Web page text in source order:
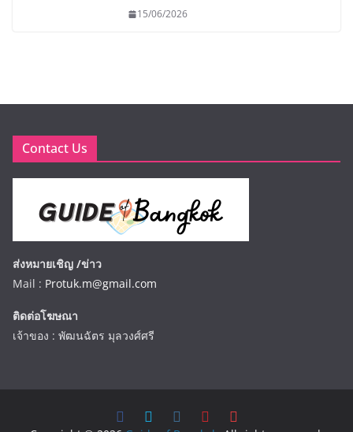
15/06/2026
Contact Us
ส่งหมายเชิญ /ข่าว
Mail : Protuk.m@gmail.com
ติดต่อโฆษณา
เจ้าของ : พัฒนฉัตร มุลวงศ์ศรี